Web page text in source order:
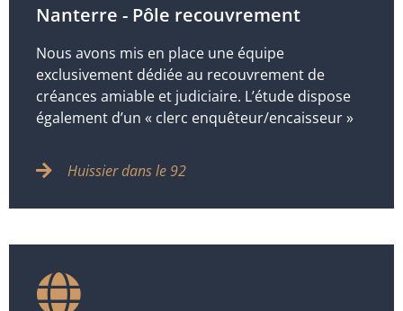
Nanterre - Pôle recouvrement
Nous avons mis en place une équipe
exclusivement dédiée au recouvrement de
créances amiable et judiciaire. L’étude dispose
également d’un « clerc enquêteur/encaisseur »
Huissier dans le 92